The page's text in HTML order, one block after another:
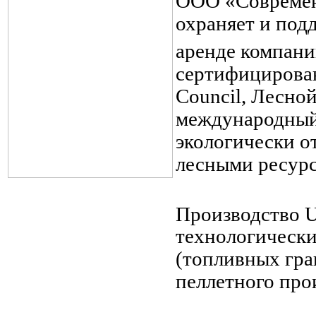
охраняет и
аренде
Council,
экологически
лесными
Производство
(топливных
пеллетного